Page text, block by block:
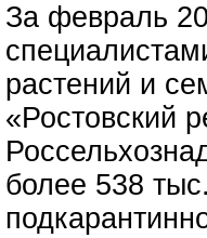
За февраль
растений и
«Ростовский
более 538